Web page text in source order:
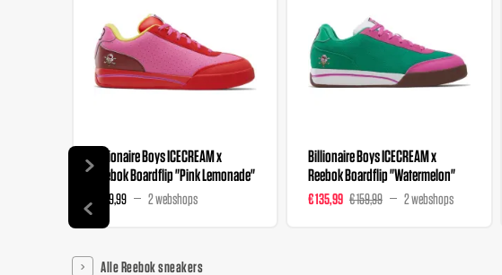
Billionaire Boys ICECREAM x
Reebok Boardflip "Pink Lemonade"
€ 159,99 2 webshops
Billionaire Boys ICECREAM x
Reebok Boardflip "Watermelon"
€ 135,99 € 159,99 2 webshops
Alle Reebok sneakers